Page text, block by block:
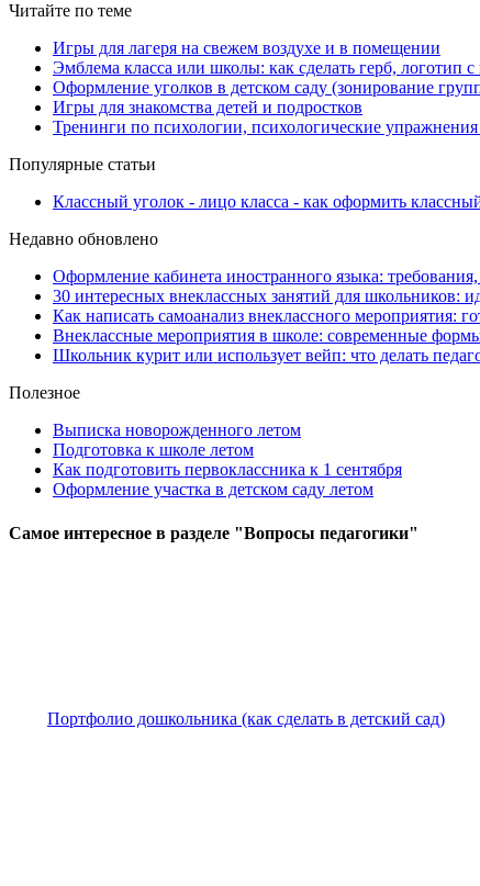
Читайте по теме
Игры для лагеря на свежем воздухе и в помещении
Эмблема класса или школы: как сделать герб, логотип
Оформление уголков в детском саду (зонирование
Игры для знакомства детей и подростков
Тренинги по психологии, психологические
Популярные статьи
Классный уголок - лицо класса - как оформить
Недавно обновлено
Оформление кабинета иностранного языка:
30 интересных внеклассных занятий для школьников:
Как написать самоанализ внеклассного мероприятия:
Внеклассные мероприятия в школе: современные
Школьник курит или использует вейп: что делать
Полезное
Выписка новорожденного летом
Подготовка к школе летом
Как подготовить первоклассника к 1 сентября
Оформление участка в детском саду летом
Самое интересное в разделе "Вопросы педагогики"
Портфолио дошкольника (как сделать в детский сад)